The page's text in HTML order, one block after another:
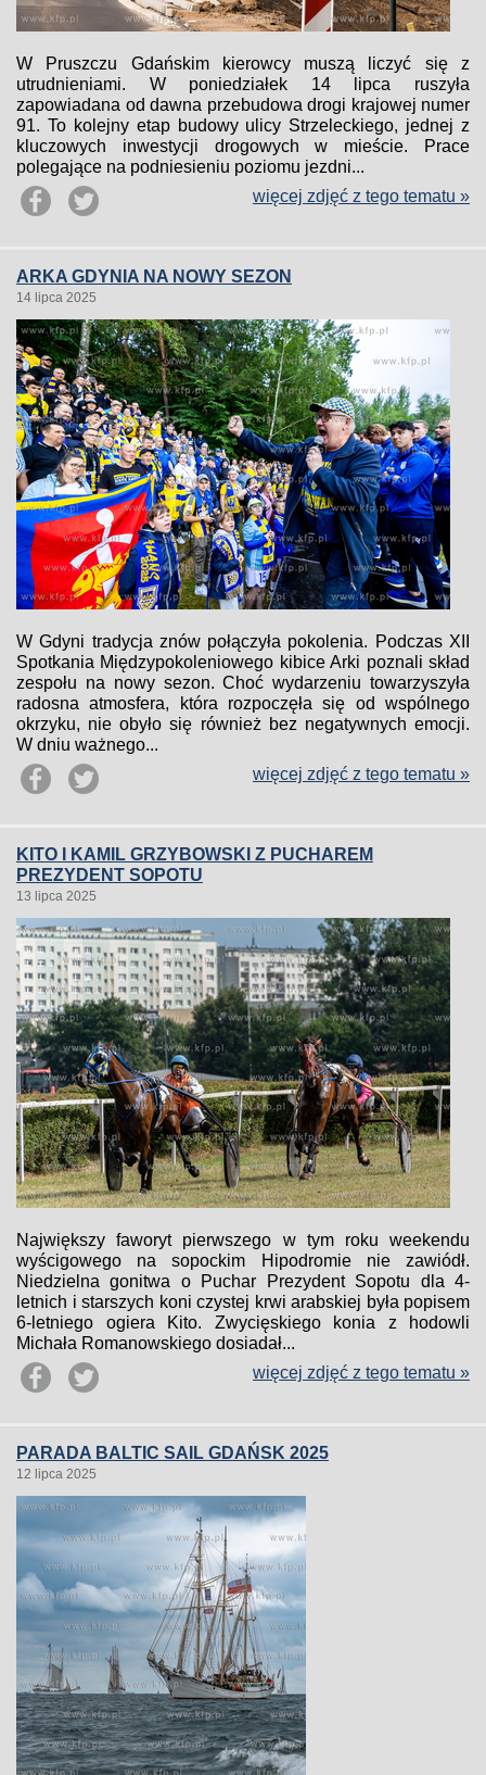
W Pruszczu Gdańskim kierowcy muszą liczyć się z
utrudnieniami. W poniedziałek 14 lipca ruszyła
zapowiadana od dawna przebudowa drogi krajowej numer
91. To kolejny etap budowy ulicy Strzeleckiego, jednej z
kluczowych inwestycji drogowych w mieście. Prace
polegające na podniesieniu poziomu jezdni...
więcej zdjęć z tego tematu »
ARKA GDYNIA NA NOWY SEZON
14 lipca 2025
W Gdyni tradycja znów połączyła pokolenia. Podczas XII
Spotkania Międzypokoleniowego kibice Arki poznali skład
zespołu na nowy sezon. Choć wydarzeniu towarzyszyła
radosna atmosfera, która rozpoczęła się od wspólnego
okrzyku, nie obyło się również bez negatywnych emocji.
W dniu ważnego...
więcej zdjęć z tego tematu »
KITO I KAMIL GRZYBOWSKI Z PUCHAREM
PREZYDENT SOPOTU
13 lipca 2025
Największy faworyt pierwszego w tym roku weekendu
wyścigowego na sopockim Hipodromie nie zawiódł.
Niedzielna gonitwa o Puchar Prezydent Sopotu dla 4-
letnich i starszych koni czystej krwi arabskiej była popisem
6-letniego ogiera Kito. Zwycięskiego konia z hodowli
Michała Romanowskiego dosiadał...
więcej zdjęć z tego tematu »
PARADA BALTIC SAIL GDAŃSK 2025
12 lipca 2025